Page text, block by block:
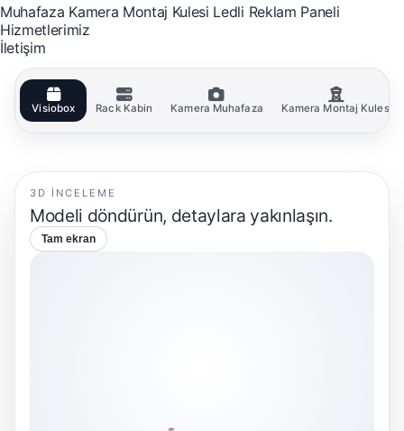
Muhafaza Kamera Montaj Kulesi Ledli Reklam Paneli
Hizmetlerimiz
İletişim
Visiobox Rack Kabin Kamera Muhafaza Kamera Montaj Kulesi
3D INCELEME
Modeli döndürün, detaylara yakınlaşın.
Tam ekran